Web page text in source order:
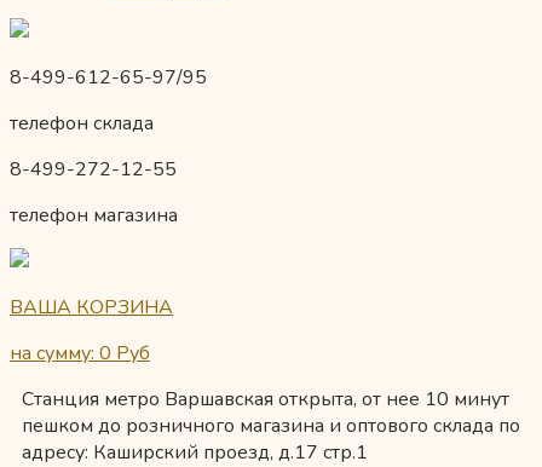
8-499-612-65-97/95
телефон склада
8-499-272-12-55
телефон магазина
ВАША КОРЗИНА
на сумму: 0 Руб
Станция метро Варшавская открыта, от нее 10 минут
пешком до розничного магазина и оптового склада по
адресу: Каширский проезд, д.17 стр.1